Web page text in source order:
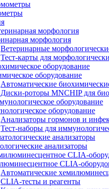
морфология
Ветеринарные
Тест-карты для
оборудование
Автоматические
Диски-роторы MNCHIP для
оборудование
Анализаторы гормонов и
Тест-наборы для
анализаторы
CLIA-
Автоматические
CLIA-тесты и реагенты